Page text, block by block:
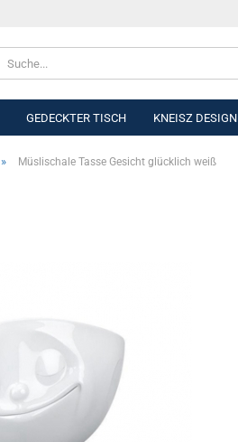
GEDECKTER TISCH KNEISZ DESIGN
» Müslischale Tasse Gesicht glücklich weiß